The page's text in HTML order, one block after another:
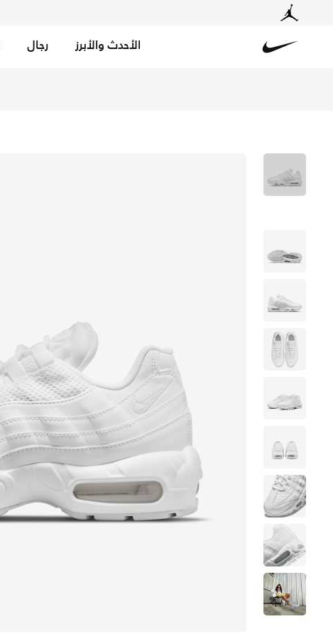
الأحدث والأبرز رجال